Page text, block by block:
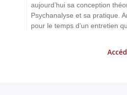
aujourd’hui sa conception
Psychanalyse et sa pratique.
pour le temps d’un entretien